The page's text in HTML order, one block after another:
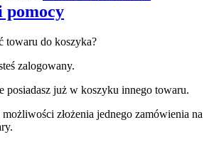
pomocy
towaru do koszyka?
zalogowany.
posiadasz już w koszyku innego towaru.
złożenia jednego zamówienia na